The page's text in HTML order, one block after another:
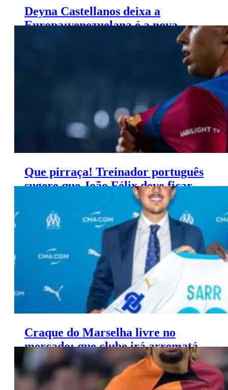
Deyna Castellanos deixa a
Europa:venezuelana é a nova
Que pirraça! Treinador português
sugere que João Félix deve ficar
Craque do Marselha livre no
mercado: que clube irá arrematá-
lo?